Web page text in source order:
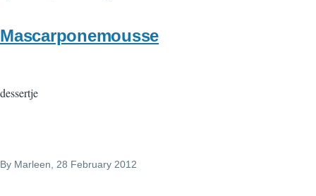
Mascarponemousse
dessertje
By Marleen , 28 February 2012